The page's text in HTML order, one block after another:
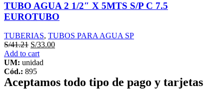
TUBO AGUA 2 1/2″ X 5MTS S/P C 7.5
EUROTUBO
TUBERIAS, TUBOS PARA AGUA SP
S/41.21 S/33.00
Add to cart
UM: unidad
Cód.: 895
Aceptamos todo tipo de pago y tarjetas